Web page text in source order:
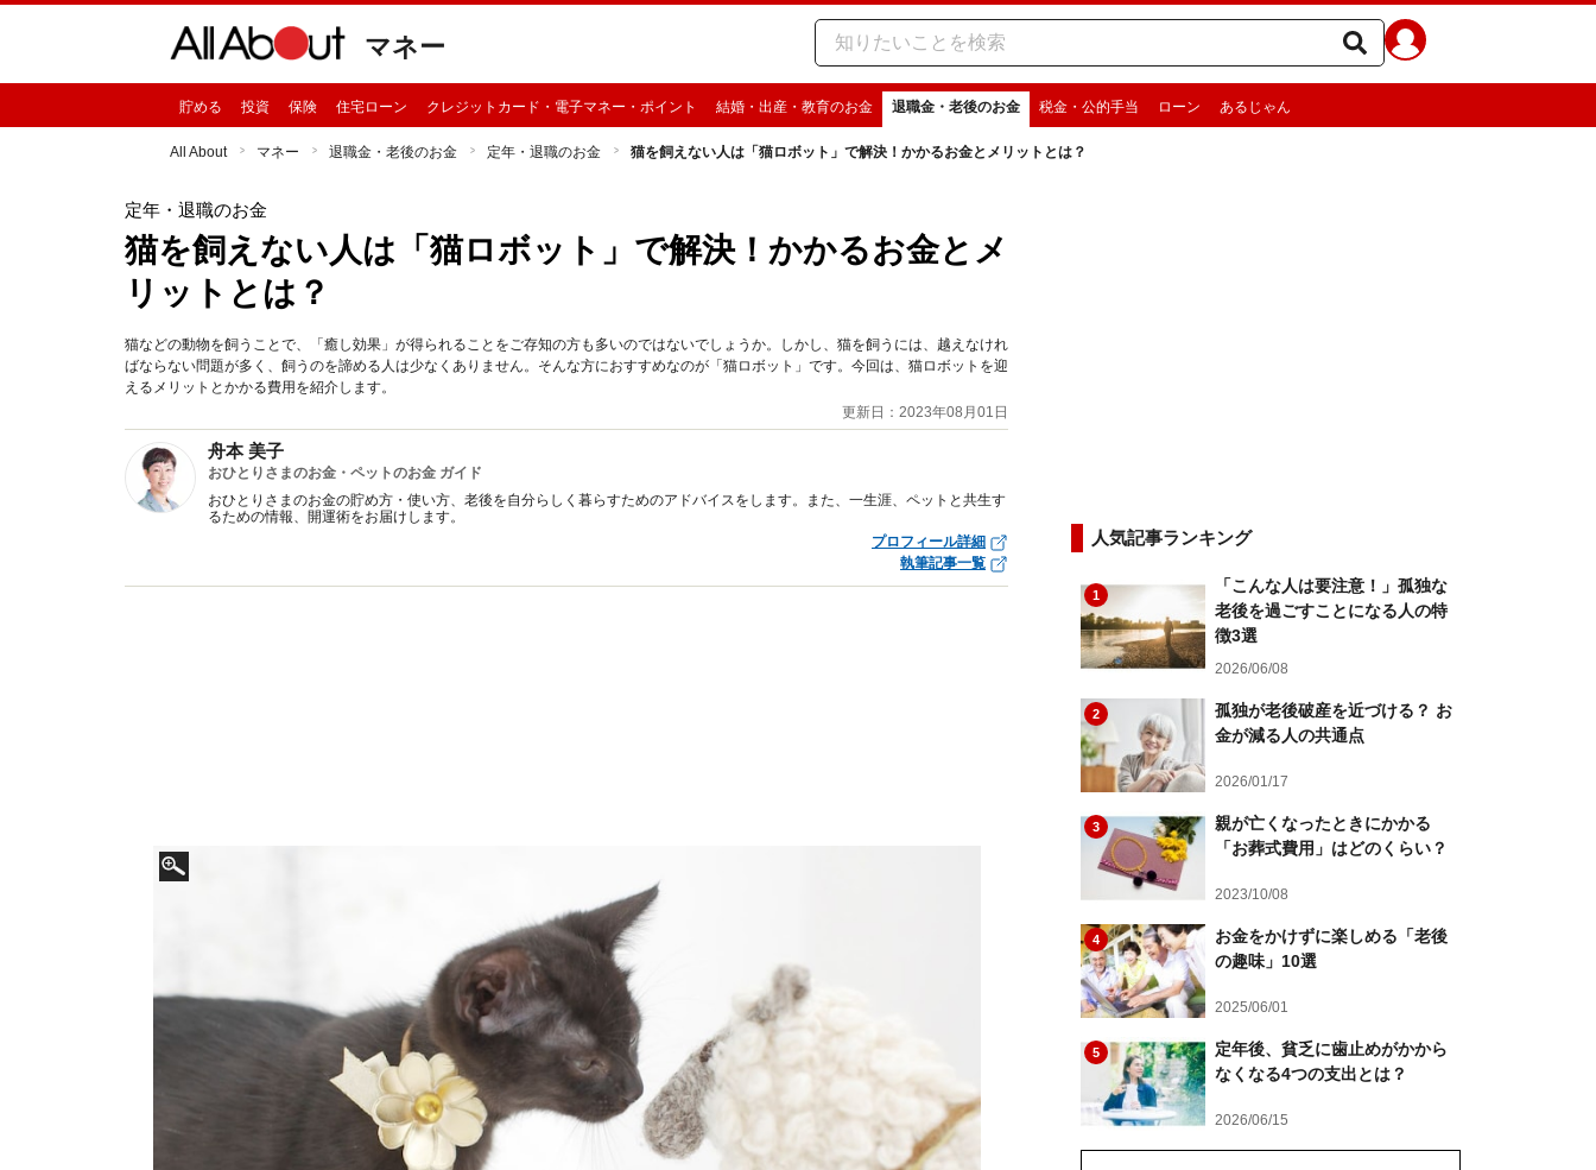
マネー
貯める 投資 保険 住宅ローン クレジットカード・電子マネー・ポイント 結婚・出産・教育のお金 退職金・老後のお金 税金・公的手当 ローン あるじゃん
All About マネー 退職金・老後のお金 定年・退職のお金 猫を飼えない人は「猫ロボット」で解決！かかるお金とメリットとは？
定年・退職のお金
猫を飼えない人は「猫ロボット」で解決！かかるお金とメ
リットとは？
猫などの動物を飼うことで、「癒し効果」が得られることをご存知の方も多いのではないでしょうか。しかし、猫を飼うには、越えなけれ
ばならない問題が多く、飼うのを諦める人は少なくありません。そんな方におすすめなのが「猫ロボット」です。今回は、猫ロボットを迎
えるメリットとかかる費用を紹介します。
更新日：2023年08月01日
舟本 美子
おひとりさまのお金・ペットのお金 ガイド
おひとりさまのお金の貯め方・使い方、老後を自分らしく暮らすためのアドバイスをします。また、一生涯、ペットと共生す
るための情報、開運術をお届けします。
プロフィール詳細
執筆記事一覧
人気記事ランキング
1
「こんな人は要注意！」孤独な
老後を過ごすことになる人の特
徴3選
2026/06/08
2
孤独が老後破産を近づける？ お
金が減る人の共通点
2026/01/17
3
親が亡くなったときにかかる
「お葬式費用」はどのくらい？
2023/10/08
4
お金をかけずに楽しめる「老後
の趣味」10選
2025/06/01
5
定年後、貧乏に歯止めがかから
なくなる4つの支出とは？
2026/06/15